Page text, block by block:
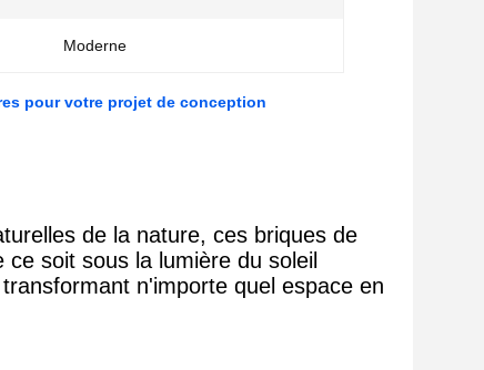
Moderne
pour votre projet de conception
de la nature, ces briques de
soit sous la lumière du soleil
n'importe quel espace en